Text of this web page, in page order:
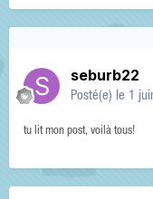
seburb22
Posté(e) le 1
tu lit mon post, voilà tous!